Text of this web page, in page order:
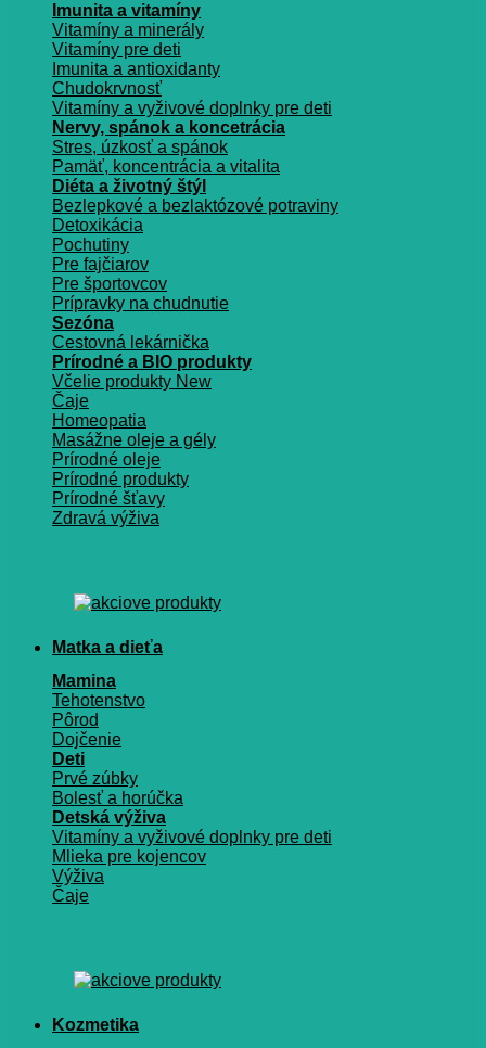
Imunita a vitamíny
Vitamíny a minerály
Vitamíny pre deti
Imunita a antioxidanty
Chudokrvnosť
Vitamíny a vyživové doplnky pre deti
Nervy, spánok a koncetrácia
Stres, úzkosť a spánok
Pamäť, koncentrácia a vitalita
Diéta a životný štýl
Bezlepkové a bezlaktózové potraviny
Detoxikácia
Pochutiny
Pre fajčiarov
Pre športovcov
Prípravky na chudnutie
Sezóna
Cestovná lekárnička
Prírodné a BIO produkty
Včelie produkty
Čaje
Homeopatia
Masážne oleje a gély
Prírodné oleje
Prírodné produkty
Prírodné šťavy
Zdravá výživa
Matka a dieťa
Mamina
Tehotenstvo
Pôrod
Dojčenie
Deti
Prvé zúbky
Bolesť a horúčka
Detská výživa
Vitamíny a vyživové doplnky pre deti
Mlieka pre kojencov
Výživa
Čaje
Kozmetika